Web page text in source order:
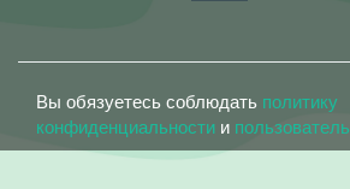
Вы обязуетесь соблюдать политику
конфиденциальности и